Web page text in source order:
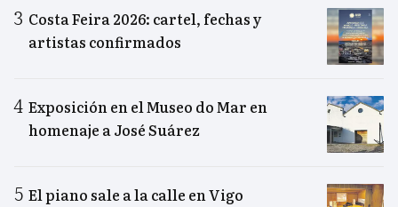
Costa Feira 2026: cartel, fechas y
artistas confirmados
Exposición en el Museo do Mar en
homenaje a José Suárez
El piano sale a la calle en Vigo